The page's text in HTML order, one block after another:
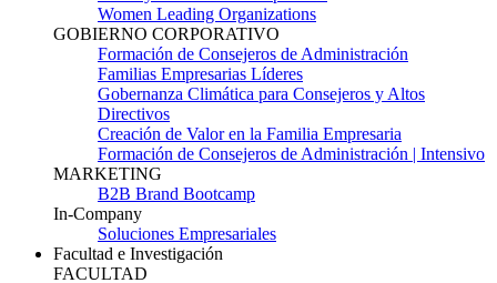
Women Leading Organizations
GOBIERNO CORPORATIVO
Formación de Consejeros de Administración
Familias Empresarias Líderes
Gobernanza Climática para Consejeros y Altos
Directivos
Creación de Valor en la Familia Empresaria
Formación de Consejeros de Administración | Intensivo
MARKETING
B2B Brand Bootcamp
In-Company
Soluciones Empresariales
Facultad e Investigación
FACULTAD